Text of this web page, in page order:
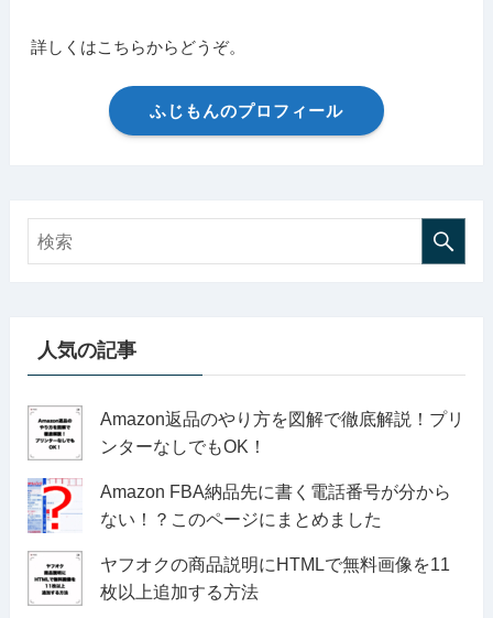
詳しくはこちらからどうぞ。
ふじもんのプロフィール
人気の記事
Amazon返品のやり方を図解で徹底解説！プリ
ンターなしでもOK！
Amazon FBA納品先に書く電話番号が分から
ない！？このページにまとめました
ヤフオクの商品説明にHTMLで無料画像を11
枚以上追加する方法